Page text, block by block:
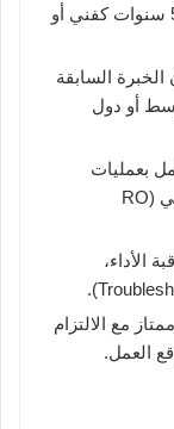
خبرة لا تقل عن 5 سنوات كفني أو
السابقة
أو دول
بعمليات
تشغيل وصيانة أنظمة التناضح العكسي (RO
الأداء،
مع الالتزام
العمل.